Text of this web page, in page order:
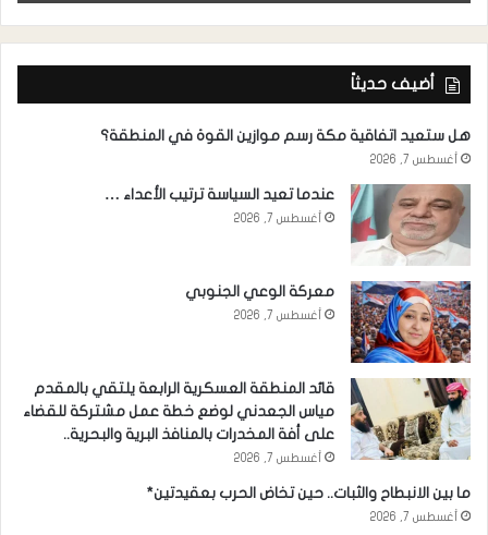
أضيف حديثاً
هل ستعيد اتفاقية مكة رسم موازين القوة في المنطقة؟
أغسطس 7, 2026
عندما تعيد السياسة ترتيب الأعداء …
أغسطس 7, 2026
معركة الوعي الجنوبي
أغسطس 7, 2026
قائد المنطقة العسكرية الرابعة يلتقي بالمقدم
مياس الجعدني لوضع خطة عمل مشتركة للقضاء
على أفة المخدرات بالمنافذ البرية والبحرية..
أغسطس 7, 2026
ما بين الانبطاح والثبات.. حين تخاض الحرب بعقيدتين*
أغسطس 7, 2026